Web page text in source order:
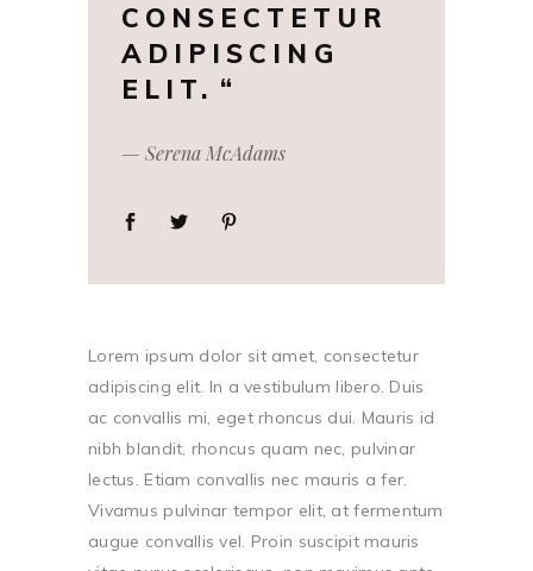
CONSECTETUR
ADIPISCING
ELIT.
— Serena McAdams
Lorem ipsum dolor sit amet, consectetur
adipiscing elit. In a vestibulum libero. Duis
ac convallis mi, eget rhoncus dui. Mauris id
nibh blandit, rhoncus quam nec, pulvinar
lectus. Etiam convallis nec mauris a fer.
Vivamus pulvinar tempor elit, at fermentum
augue convallis vel. Proin suscipit mauris